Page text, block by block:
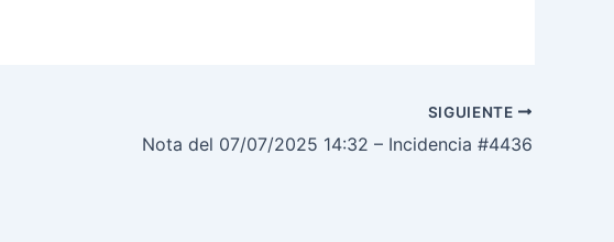
SIGUIENTE
Nota del 07/07/2025 14:32 – Incidencia #4436